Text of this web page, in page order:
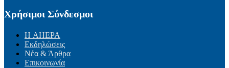
Χρήσιμοι Σύνδεσμοι
Η AHEPA
Εκδηλώσεις
Νέα & Άρθρα
Επικοινωνία